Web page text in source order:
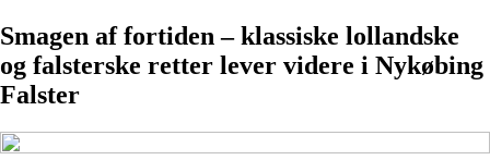
Smagen af fortiden – klassiske lollandske
og falsterske retter lever videre i Nykøbing
Falster